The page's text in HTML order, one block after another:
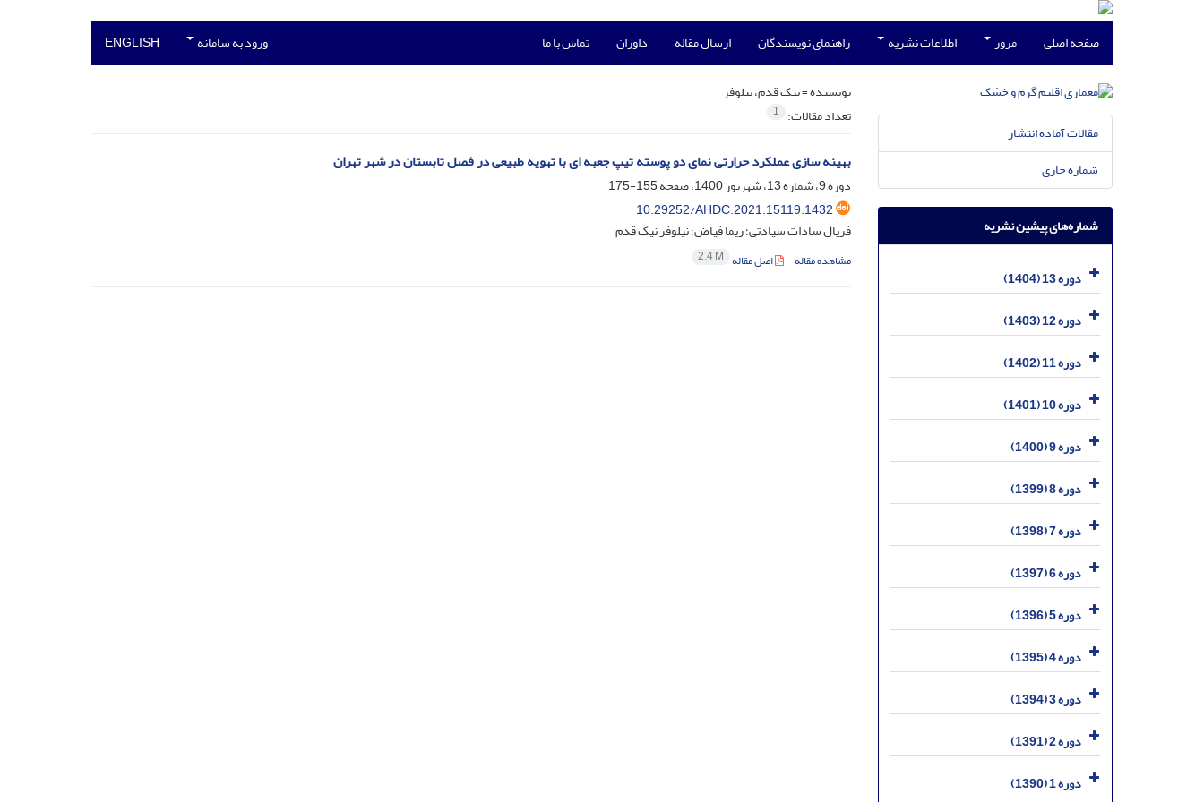
صفحه اصلی مرور اطلاعات نشریه راهنمای نویسندگان ارسال مقاله داوران تماس با ما ورود به سامانه ENGLISH
نویسنده =نیک قدم، نیلوفر
تعداد مقالات: 1
بهینه سازی عملکرد حرارتی نمای دو پوسته تیپ جعبه ای با تهویه طبیعی در فصل تابستان در شهر تهران
دوره 9، شماره 13، شهریور 1400، صفحه
155-175
10.29252/AHDC.2021.15119.1432
فریال سادات سیادتی؛ ریما فیاض؛ نیلوفر نیک قدم
مشاهده مقاله اصل مقاله 2.4 M
مقالات آماده انتشار
شماره جاری
شماره‌های پیشین نشریه
دوره 13 (1404)
دوره 12 (1403)
دوره 11 (1402)
دوره 10 (1401)
دوره 9 (1400)
دوره 8 (1399)
دوره 7 (1398)
دوره 6 (1397)
دوره 5 (1396)
دوره 4 (1395)
دوره 3 (1394)
دوره 2 (1391)
دوره 1 (1390)